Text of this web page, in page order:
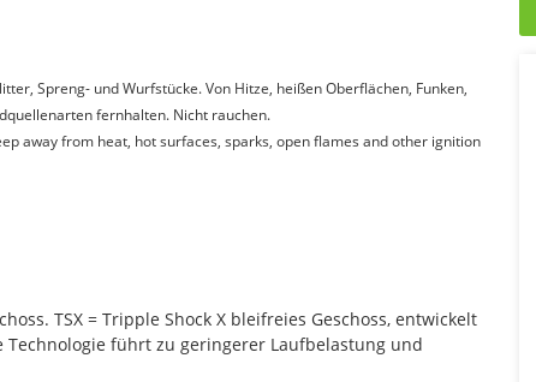
Spreng- und Wurfstücke. Von Hitze, heißen Oberflächen, Funken,
fernhalten. Nicht rauchen.
away from heat, hot surfaces, sparks, open flames and other ignition
TSX = Tripple Shock X bleifreies Geschoss, entwickelt
führt zu geringerer Laufbelastung und